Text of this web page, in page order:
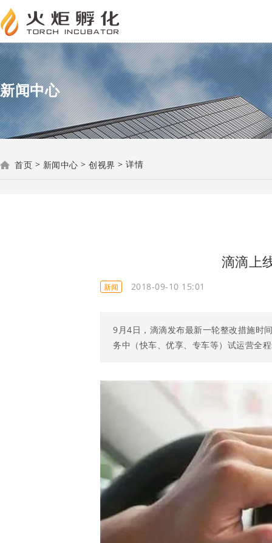
新闻中心
首页 > 新闻中心 > 创视界 > 详情
滴滴上
新闻 2018-09-10 15:01
9月4日，滴滴发布最新一轮整改措施时
务中（快车、优享、专车等）试运营全